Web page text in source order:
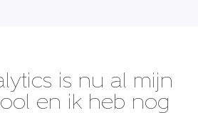
is nu al mijn
en ik heb nog